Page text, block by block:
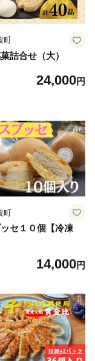
町
詰合せ（大）
24,000円
町
セ１０個【冷凍
14,000円